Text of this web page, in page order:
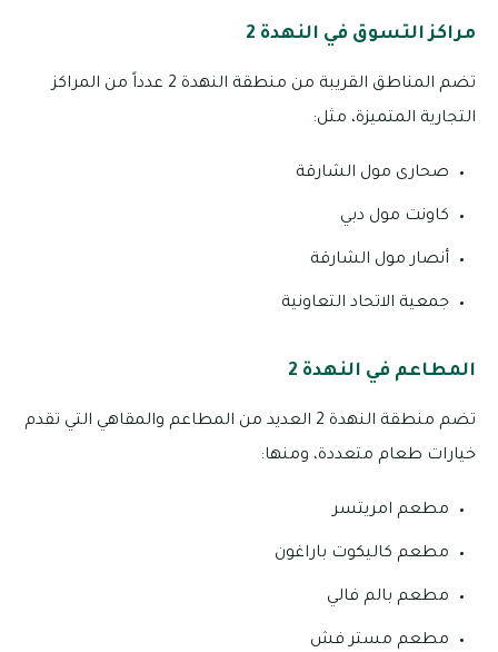
مراكز التسوق في النهدة 2
تضم المناطق القريبة من منطقة النهدة 2 عدداً من المراكز
التجارية المتميزة، مثل:
صحارى مول الشارقة
كاونت مول دبي
أنصار مول الشارقة
جمعية الاتحاد التعاونية
المطاعم في النهدة 2
تضم منطقة النهدة 2 العديد من المطاعم والمقاهي التي تقدم
خيارات طعام متعددة، ومنها:
مطعم امريتسر
مطعم كاليكوت باراغون
مطعم بالم فالي
مطعم مستر فش